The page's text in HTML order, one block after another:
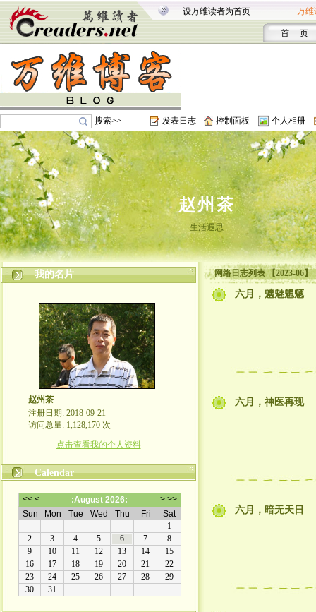
设万维读者为首页 万维
首 页
搜索>> 发表日志 控制面板 个人相册
赵州茶
生活遐思
我的名片
赵州茶
注册日期: 2018-09-21
访问总量: 1,128,170 次
点击查看我的个人资料
Calendar
网络日志列表 【2023-06】
六月，魑魅魍魉
六月，神医再现
六月，暗无天日